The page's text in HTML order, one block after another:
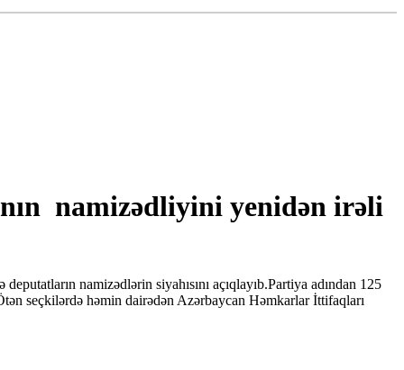
namizədliyini yenidən irəli
namizədlərin siyahısını açıqlayıb.Partiya adından 125
seçkilərdə həmin dairədən Azərbaycan Həmkarlar İttifaqları